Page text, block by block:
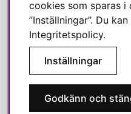
Varmt välkommen till
Vi värdesätter våra kunder
om du har några frågor eller
010-35 00 610
E-post: e-
Våra butiker
cookies som sparas i
”Inställningar”. Du
Integritetspolicy.
Inställningar
Godkänn och